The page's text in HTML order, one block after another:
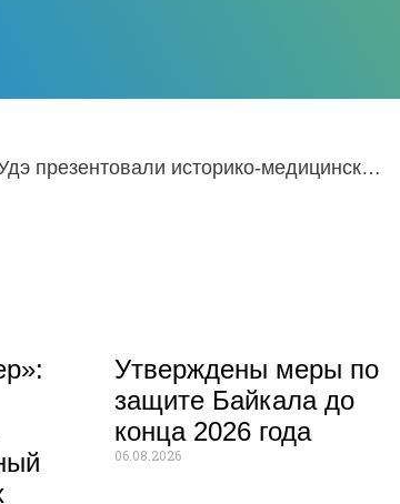
В Улан-Удэ презентовали историко-медицинский нон-фикшн «Верхнеудинск лечебный»
Утверждены меры по
защите Байкала до
конца 2026 года
06.08.2026